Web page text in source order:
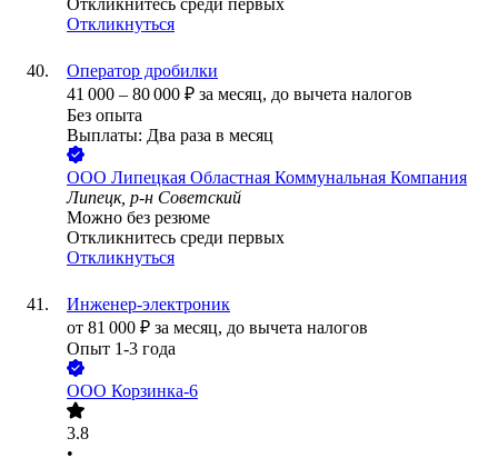
Откликнитесь среди первых
Откликнуться
Оператор дробилки
41 000 – 80 000 ₽ за месяц, до вычета налогов
Без опыта
Выплаты: Два раза в месяц
ООО Липецкая Областная Коммунальная Компания
Липецк, р-н Советский
Можно без резюме
Откликнитесь среди первых
Откликнуться
Инженер-электроник
от 81 000 ₽ за месяц, до вычета налогов
Опыт 1-3 года
ООО Корзинка-6
3.8
•